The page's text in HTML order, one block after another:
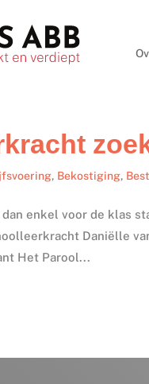
, Bekostiging,
dan enkel voor de klas
Daniëlle
Het Parool...